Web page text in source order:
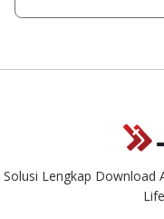
singkat.
Kami dengan senang
Solusi Lengkap Download